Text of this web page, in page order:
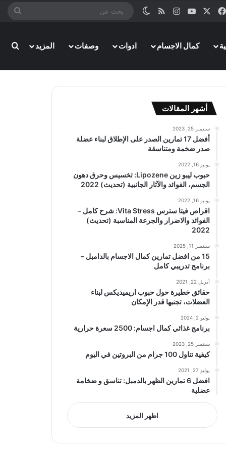
فيسبوك ‫YouTubeانستقرامملخص الموقع RSS
الوضع المظلم
بحث
كمال الاجسام ادوات وصفات المزيد
أشهر المقالات
سبتمبر 25, 2023
أفضل 17 تمارين الصدر على الإطلاق لبناء عضلة
صدر ضخمة ومتناسقة
يونيو 16, 2022
حبوب ليبو زين Lipozene: تخسيس وحرق دهون
الجسم، الفوائد والآثار الجانبية (تحديث) 2022
يونيو 16, 2022
اقراص فيتا سترس Vita Stress: شرح كامل –
الفوائد والاضرار والجرعة المناسبة (تحديث)
2022
سبتمبر 11, 2025
15 من افضل تمارين كمال الاجسام بالدامبل –
برنامج تدريبي كامل
أبريل 22, 2021
حقائق خطيرة حول حبوب اريميديكس لبناء
العضلات، تجنبها قدر الإمكان
يوليو 2, 2024
برنامج غذائي كمال اجسام: 2500 سعرة حرارية
سبتمبر 25, 2023
كيفية تناول 100 جرام من البروتين في اليوم
يوليو 27, 2021
افضل 6 تمارين الظهر بالدمبل: تناسق و ضخامة
عضلية
اظهر المزيد